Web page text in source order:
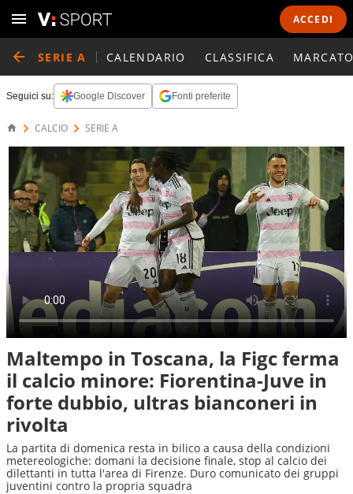
ACCEDI
SERIE A CALENDARIO CLASSIFICA
Seguici su: Google Discover Fonti preferite
CALCIO SERIE A
Maltempo in Toscana, la Figc ferma
il calcio minore: Fiorentina-Juve in
forte dubbio, ultras bianconeri in
rivolta
La partita di domenica resta in bilico a causa della condizioni
metereologiche: domani la decisione finale, stop al calcio dei
dilettanti in tutta l'area di Firenze. Duro comunicato dei gruppi
juventini contro la propria squadra